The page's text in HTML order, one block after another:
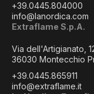
+39.0445.804000
info@lanordica.com
Extraflame S.p.A.
Via dell'Artigianato,
36030 Montecchio
+39.0445.865911
info@extraflame.it